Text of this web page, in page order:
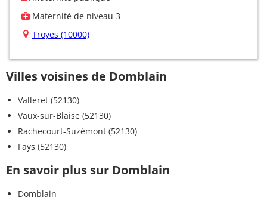
Maternité de niveau 3
Troyes (10000)
Villes voisines de Domblain
Valleret (52130)
Vaux-sur-Blaise (52130)
Rachecourt-Suzémont (52130)
Fays (52130)
En savoir plus sur Domblain
Domblain